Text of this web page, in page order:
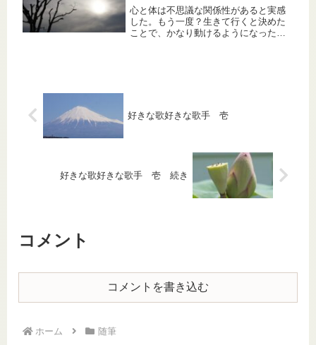
心と体は不思議な関係性があると実感
した。もう一度？生きて行くと決めた
ことで、かなり動けるようになった。
好きな歌好きな歌手 壱
好きな歌好きな歌手 壱 続き
コメント
コメントを書き込む
ホーム 随筆